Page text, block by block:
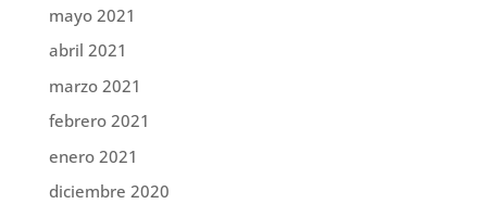
mayo 2021
abril 2021
marzo 2021
febrero 2021
enero 2021
diciembre 2020